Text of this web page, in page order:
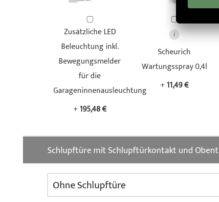
Zusätzliche LED
Beleuchtung inkl.
Bewegungsmelder
für die
Garageninnenausleuchtung
+195,48 €
Scheurich
Wartungsspray 0,4l
+11,49 €
Schlupftüre mit Schlupftürkontakt und